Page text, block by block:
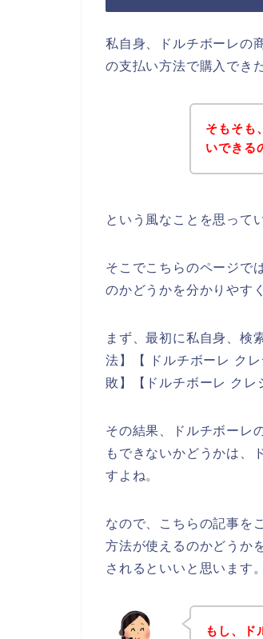
私自身、ドルチボーレの
の支払い方法で購入でき
そもそも
いできる
という風なことを思って
そこでこちらのページで
のかどうかを分かりやす
まず、最初に私自身、
法】【 ドルチボーレ ク
敗】【ドルチボーレ ク
その結果、ドルチボーレ
もできないかどうかは、
すよね。
なので、こちらの記事を
方法が使えるのかどうか
されるといいと思います。
もし、ド